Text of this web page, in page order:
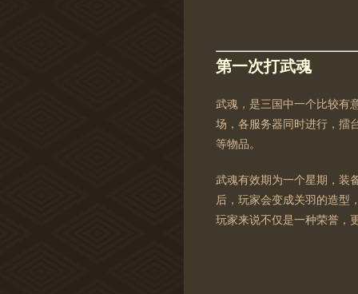
第一次打武魂
武魂，是三国中一个比较有
场，各服务器同时进行，擂
等物品。
武魂有效期为一个星期，装
后，玩家会变成关羽的造型
玩家来说不仅是一种荣誉，